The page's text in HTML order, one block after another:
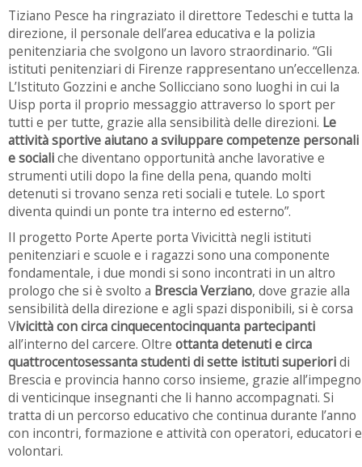
Tiziano Pesce ha ringraziato il direttore Tedeschi e tutta la
direzione, il personale dell’area educativa e la polizia
penitenziaria che svolgono un lavoro straordinario. “Gli
istituti penitenziari di Firenze rappresentano un’eccellenza.
L’Istituto Gozzini e anche Sollicciano sono luoghi in cui la
Uisp porta il proprio messaggio attraverso lo sport per
tutti e per tutte, grazie alla sensibilità delle direzioni. Le
attività sportive aiutano a sviluppare competenze personali
e socialiche diventano opportunità anche lavorative e
strumenti utili dopo la fine della pena, quando molti
detenuti si trovano senza reti sociali e tutele. Lo sport
diventa quindi un ponte tra interno ed esterno”.
Il progetto Porte Aperte porta Vivicittà negli istituti
penitenziari e scuole e i ragazzi sono una componente
fondamentale, i due mondi si sono incontrati in un altro
prologo che si è svolto a Brescia Verziano, dove grazie alla
sensibilità della direzione e agli spazi disponibili, si è corsa
Vivicittà con circa cinquecentocinquanta partecipanti
all’interno del carcere. Oltre ottanta detenuti e circa
quattrocentosessanta studenti di sette istituti superioridi
Brescia e provincia hanno corso insieme, grazie all’impegno
di venticinque insegnanti che li hanno accompagnati. Si
tratta di un percorso educativo che continua durante l’anno
con incontri, formazione e attività con operatori, educatori e
volontari.